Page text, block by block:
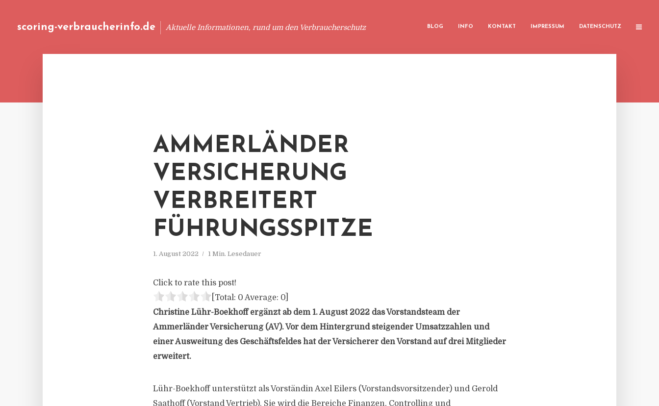
scoring-verbraucherinfo.de Aktuelle Informationen, rund um den Verbraucherschutz BLOG INFO KONTAKT IMPRESSUM DATENSCHUTZ
AMMERLÄNDER
VERSICHERUNG
VERBREITERT
FÜHRUNGSSPITZE
1. August 2022 1 Min. Lesedauer
Click to rate this post!
[Total: 0 Average: 0
Christine Lühr-Boekhoff ergänzt ab dem 1. August 2022 das Vorstandsteam der
Ammerländer Versicherung (AV). Vor dem Hintergrund steigender Umsatzzahlen und
einer Ausweitung des Geschäftsfeldes hat der Versicherer den Vorstand auf drei Mitglieder
erweitert.
Lühr-Boekhoff unterstützt als Vorständin Axel Eilers (Vorstandsvorsitzender) und Gerold
Saathoff (Vorstand Vertrieb). Sie wird die Bereiche Finanzen, Controlling und